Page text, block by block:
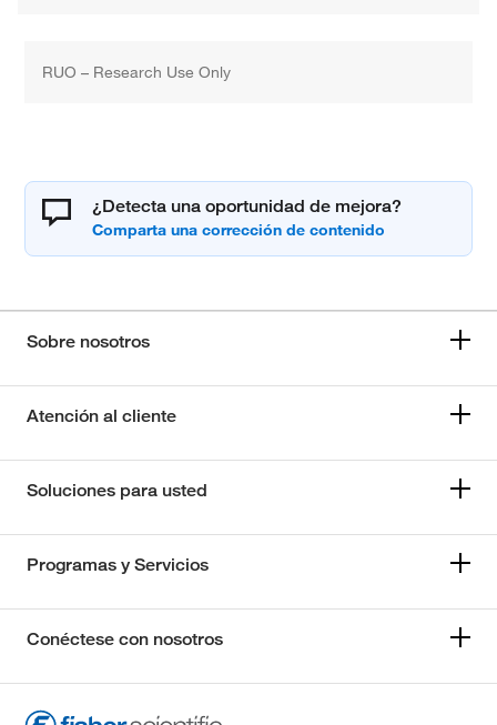
RUO – Research Use Only
¿Detecta una oportunidad de mejora?
Sobre nosotros
Atención al cliente
Soluciones para usted
Programas y Servicios
Conéctese con nosotros